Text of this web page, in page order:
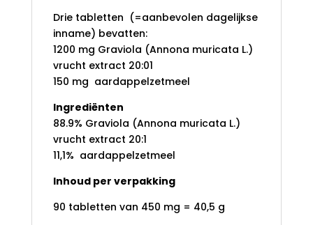
Drie tabletten (=aanbevolen dagelijkse
inname) bevatten:
1200 mg Graviola (Annona muricata L.)
vrucht extract 20:01
150 mg aardappelzetmeel
Ingrediënten
88.9% Graviola (Annona muricata L.)
vrucht extract 20:1
11,1% aardappelzetmeel
Inhoud per verpakking
90 tabletten van 450 mg = 40,5 g